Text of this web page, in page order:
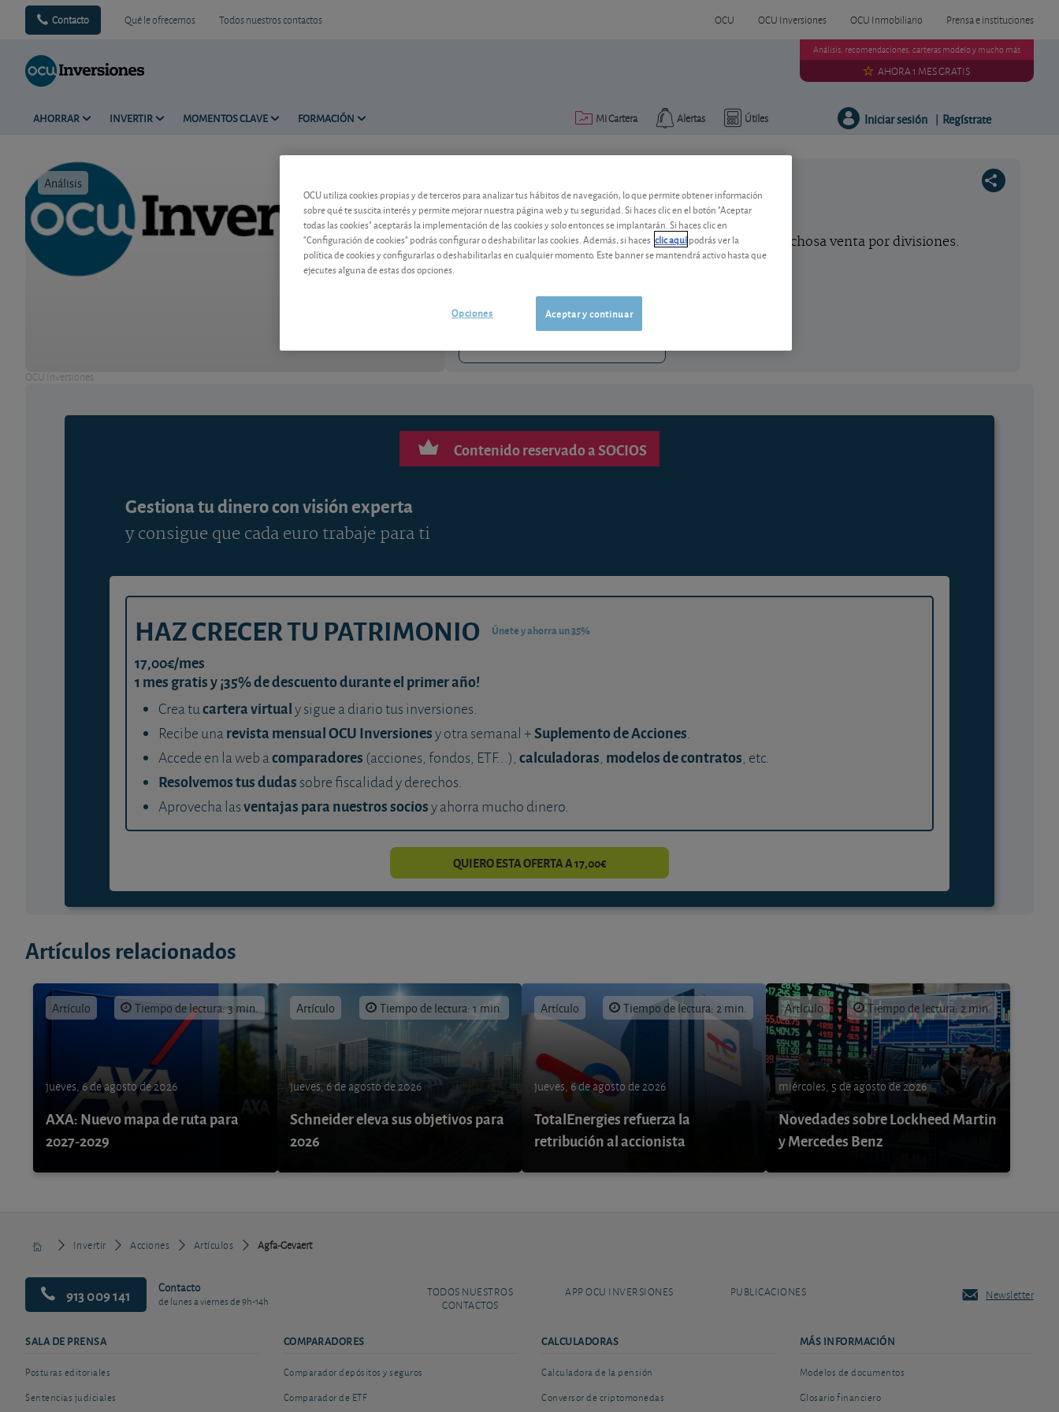
Contacto Qué le ofrecemos Todos nuestros contactos OCU OCU Inversiones OCU Inmobiliario Prensa e instituciones
AHORRAR INVERTIR MOMENTOS CLAVE FORMACIÓN Útiles
Alertas
Mi Cartera
Análisis, recomendaciones, carteras modelo y mucho más
AHORA 1 MES GRATIS
Iniciar sesión | Regístrate
Análisis
OCU Inversiones
Agfa-Gevaert
Pese a los pobres resultados, confiamos en una provechosa venta por divisiones.
06/08/2026 Bruselas
0,0005 EUR (0,13 %)
Contenido reservado a SOCIOS
Gestiona tu dinero con visión experta
y consigue que cada euro trabaje para ti
HAZ CRECER TU PATRIMONIO Únete y ahorra un 35%
17,00€/mes
1 mes gratis y ¡35% de descuento durante el primer año!
Crea tucartera virtualy sigue a diario tus inversiones.
Recibe unarevista mensual OCU Inversionesy otra semanal +Suplemento de Acciones.
Accede en la web acomparadores (acciones, fondos, ETF...), calculadoras, modelos de contratos, etc.
Resolvemos tus dudas sobre fiscalidad y derechos.
Aprovecha lasventajas para nuestros sociosy ahorra mucho dinero.
QUIERO ESTA OFERTA A 17,00€
Artículos relacionados
Artículo Tiempo de lectura: 3 min.
jueves, 6 de agosto de 2026
AXA: Nuevo mapa de ruta para
2027-2029
Artículo Tiempo de lectura: 1 min.
jueves, 6 de agosto de 2026
Schneider eleva sus objetivos para
2026
Artículo Tiempo de lectura: 2 min.
jueves, 6 de agosto de 2026
TotalEnergies refuerza la
retribución al accionista
Artículo Tiempo de lectura: 2 min.
miércoles, 5 de agosto de 2026
Novedades sobre Lockheed Martin
y Mercedes Benz
Invertir Acciones Artículos Agfa-Gevaert
913 009 141 Contacto
de lunes a viernes de 9h-14h
TODOS NUESTROS
CONTACTOS
APP OCU INVERSIONES PUBLICACIONES Newsletter
SALA DE PRENSA
Posturas editoriales
Sentencias judiciales
COMPARADORES
Comparador depósitos y seguros
Comparador de ETF
CALCULADORAS
Calculadora de la pensión
Conversor de criptomonedas
MÁS INFORMACIÓN
Modelos de documentos
Glosario financiero
OCU utiliza cookies propias y de terceros para analizar tus hábitos de navegación, lo que permite obtener información
sobre qué te suscita interés y permite mejorar nuestra página web y tu seguridad. Si haces clic en el botón "Aceptar
todas las cookies" aceptarás la implementación de las cookies y solo entonces se implantarán. Si haces clic en
"Configuración de cookies" podrás configurar o deshabilitar las cookies. Además, si haces clic aquípodrás ver la
política de cookies y configurarlas o deshabilitarlas en cualquier momento. Este banner se mantendrá activo hasta que
ejecutes alguna de estas dos opciones.
Aceptar y continuar
Opciones